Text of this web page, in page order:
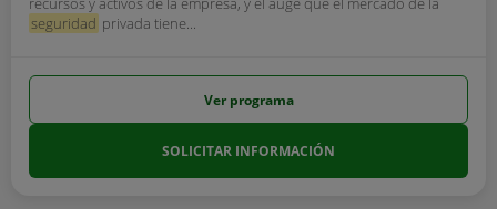
seguridad privada tiene...
Ver programa
SOLICITAR INFORMACIÓN